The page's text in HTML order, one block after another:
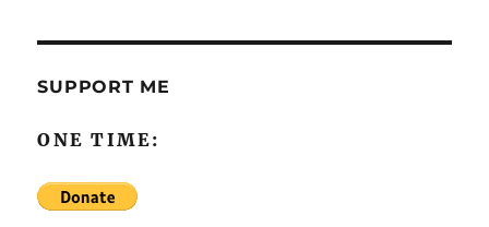
SUPPORT ME
ONE TIME: